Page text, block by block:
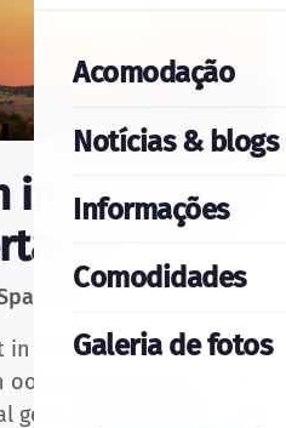
Acomodação
Notícias & blogs
Informações
Comodidades
Galeria de fotos
Spanje bij
zon
in een van de mooiste
nog eens de winter
groot gedoe te zijn.